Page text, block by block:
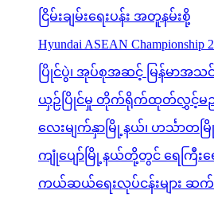
ငြိမ်းချမ်းရေးပန်း အတူနမ်းစို့
Hyundai ASEAN
ပြိုင်ပွဲ၊ အုပ်စုအဆင့် မြန်မာအသ
ယှဉ်ပြိုင်မှု တိုက်ရိုက်ထုတ်လွှင့်မ
လေးမျက်နှာမြို့နယ်၊ ဟင်္သာတ
ကျုံပျော်မြို့နယ်တို့တွင် ရေကြီးရ
ကယ်ဆယ်ရေးလုပ်ငန်းများ